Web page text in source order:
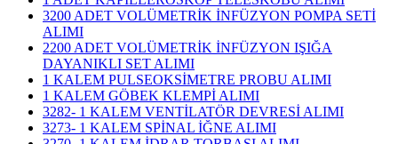
3200 ADET VOLÜMETRİK İNFÜZYON POMPA SETİ
ALIMI
2200 ADET VOLÜMETRİK İNFÜZYON IŞIĞA
DAYANIKLI SET ALIMI
1 KALEM PULSEOKSİMETRE PROBU ALIMI
1 KALEM GÖBEK KLEMPİ ALIMI
3282- 1 KALEM VENTİLATÖR DEVRESİ ALIMI
3273- 1 KALEM SPİNAL İĞNE ALIMI